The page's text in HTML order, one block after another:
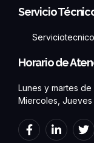
Servicio
Horario de
Lunes y martes de
Miercoles, Jueves
F
a
L
i
T
w